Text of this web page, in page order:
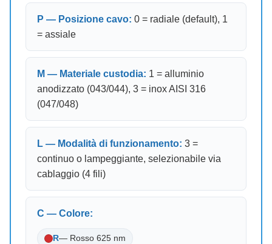
P — Posizione cavo: 0 = radiale (default), 1
= assiale
M — Materiale custodia: 1 = alluminio
anodizzato (043/044), 3 = inox AISI 316
(047/048)
L — Modalità di funzionamento: 3 =
continuo o lampeggiante, selezionabile via
cablaggio (4 fili)
C — Colore:
R— Rosso 625 nm